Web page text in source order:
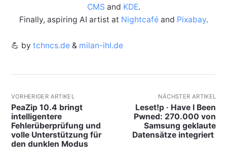
CMS and KDE.
Finally, aspiring AI artist at Nightcaféand Pixabay.
💪 by tchncs.de& milan-ihl.de
VORHERIGER ARTIKEL
PeaZip 10.4 bringt
intelligentere
Fehlerüberprüfung und
volle Unterstützung für
den dunklen Modus
NÄCHSTER ARTIKEL
Leset!p · Have I Been
Pwned: 270.000 von
Samsung geklaute
Datensätze integriert